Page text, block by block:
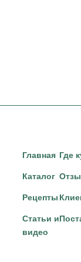
Главная
Каталог
Рецепты
Статьи и
видео
Где